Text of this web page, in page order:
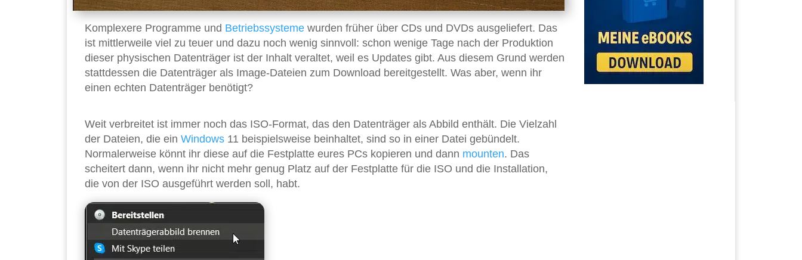
Komplexere Programme und Betriebssysteme wurden früher über CDs und DVDs ausgeliefert. Das
ist mittlerweile viel zu teuer und dazu noch wenig sinnvoll: schon wenige Tage nach der Produktion
dieser physischen Datenträger ist der Inhalt veraltet, weil es Updates gibt. Aus diesem Grund werden
stattdessen die Datenträger als Image-Dateien zum Download bereitgestellt. Was aber, wenn ihr
einen echten Datenträger benötigt?
Weit verbreitet ist immer noch das ISO-Format, das den Datenträger als Abbild enthält. Die Vielzahl
der Dateien, die ein Windows 11 beispielsweise beinhaltet, sind so in einer Datei gebündelt.
Normalerweise könnt ihr diese auf die Festplatte eures PCs kopieren und dann mounten. Das
scheitert dann, wenn ihr nicht mehr genug Platz auf der Festplatte für die ISO und die Installation,
die von der ISO ausgeführt werden soll, habt.